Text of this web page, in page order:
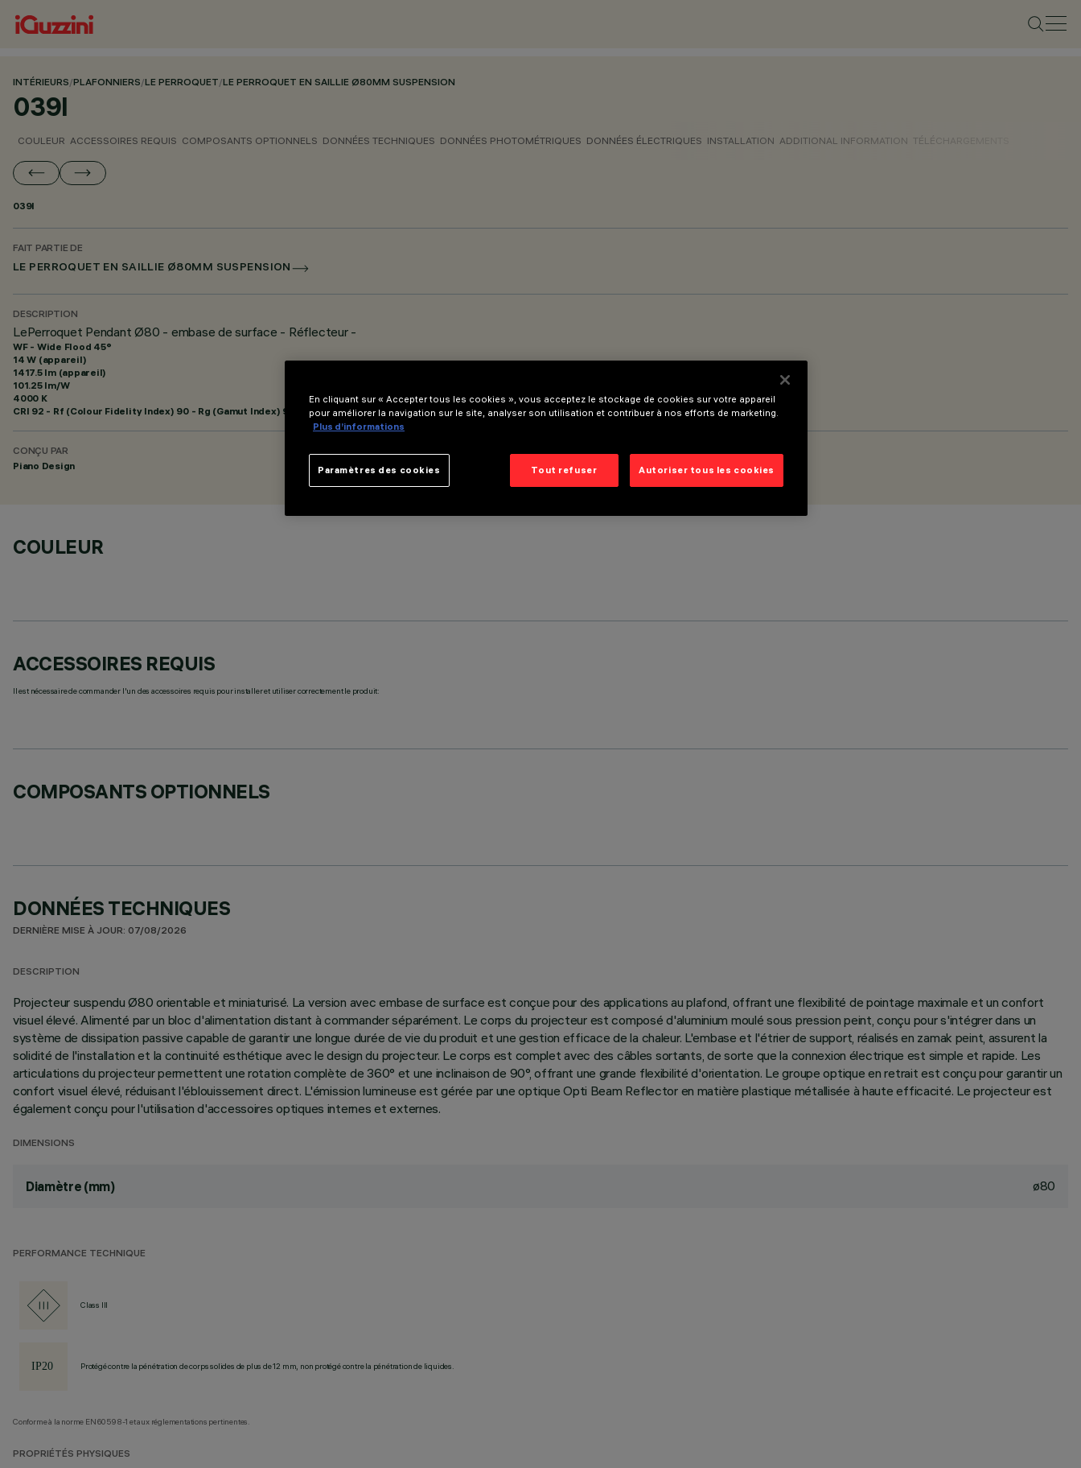
INTÉRIEURS/PLAFONNIERS/LE PERROQUET/LE PERROQUET EN SAILLIE Ø80MM SUSPENSION
039I
COULEUR ACCESSOIRES REQUIS COMPOSANTS OPTIONNELS DONNÉES TECHNIQUES DONNÉES PHOTOMÉTRIQUES DONNÉES ÉLECTRIQUES INSTALLATION ADDITIONAL INFORMATION TÉLÉCHARGEMENTS
039I
FAIT PARTIE DE
LE PERROQUET EN SAILLIE Ø80MM SUSPENSION
DESCRIPTION
LePerroquet Pendant Ø80 - embase de surface - Réflecteur -
WF - Wide Flood 45°
14 W (appareil)
1417.5 lm (appareil)
101.25 lm/W
4000 K
CRI 92 - Rf (Colour Fidelity Index) 90 - Rg (Gamut Index) 98
CONÇU PAR
Piano Design
COULEUR
ACCESSOIRES REQUIS
Il est nécessaire de commander l'un des accessoires requis pour installer et utiliser correctement le produit:
COMPOSANTS OPTIONNELS
DONNÉES TECHNIQUES
DERNIÈRE MISE À JOUR: 07/08/2026
DESCRIPTION
Projecteur suspendu Ø80 orientable et miniaturisé. La version avec embase de surface est conçue pour des applications au plafond, offrant une flexibilité de pointage maximale et un confort
visuel élevé. Alimenté par un bloc d'alimentation distant à commander séparément. Le corps du projecteur est composé d'aluminium moulé sous pression peint, conçu pour s'intégrer dans un
système de dissipation passive capable de garantir une longue durée de vie du produit et une gestion efficace de la chaleur. L'embase et l'étrier de support, réalisés en zamak peint, assurent la
solidité de l'installation et la continuité esthétique avec le design du projecteur. Le corps est complet avec des câbles sortants, de sorte que la connexion électrique est simple et rapide. Les
articulations du projecteur permettent une rotation complète de 360° et une inclinaison de 90°, offrant une grande flexibilité d'orientation. Le groupe optique en retrait est conçu pour garantir un
confort visuel élevé, réduisant l'éblouissement direct. L'émission lumineuse est gérée par une optique Opti Beam Reflector en matière plastique métallisée à haute efficacité. Le projecteur est
également conçu pour l'utilisation d'accessoires optiques internes et externes.
DIMENSIONS
Diamètre (mm) ø80
PERFORMANCE TECHNIQUE
Class III
Protégé contre la pénétration de corps solides de plus de 12 mm, non protégé contre la pénétration de liquides.
Conforme à la norme EN60598-1 et aux réglementations pertinentes.
PROPRIÉTÉS PHYSIQUES
En cliquant sur « Accepter tous les cookies », vous acceptez le stockage de cookies sur votre appareil
pour améliorer la navigation sur le site, analyser son utilisation et contribuer à nos efforts de marketing.
Plus d’informations
Tout refuser Autoriser tous les cookies
Paramètres des cookies